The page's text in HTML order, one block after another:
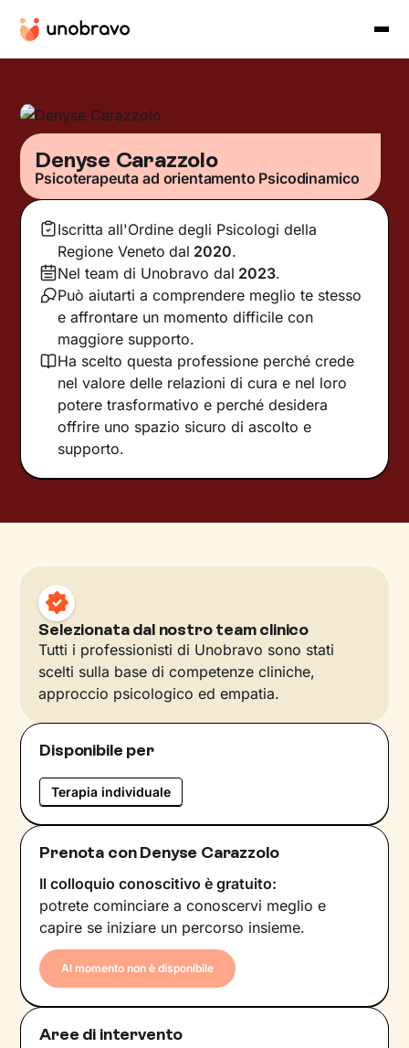
Denyse Carazzolo
Psicoterapeuta ad orientamento Psicodinamico
Iscritta all'Ordine degli Psicologi della
Regione Veneto dal 2020.
Nel team di Unobravo dal 2023.
Può aiutarti a comprendere meglio te stesso
e affrontare un momento difficile con
maggiore supporto.
Ha scelto questa professione perché crede
nel valore delle relazioni di cura e nel loro
potere trasformativo e perché desidera
offrire uno spazio sicuro di ascolto e
supporto.
Selezionata dal nostro team clinico
Tutti i professionisti di Unobravo sono stati
scelti sulla base di competenze cliniche,
approccio psicologico ed empatia.
Disponibile per
Terapia individuale
Prenota con Denyse Carazzolo
Il colloquio conoscitivo è gratuito:
potrete cominciare a conoscervi meglio e
capire se iniziare un percorso insieme.
Al momento non è disponibile
Aree di intervento